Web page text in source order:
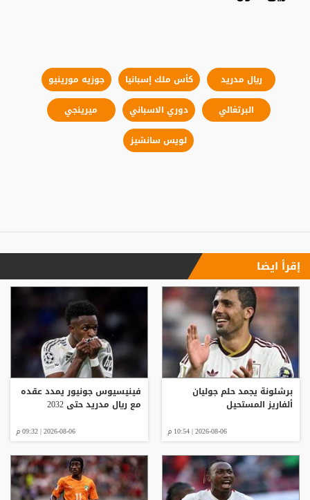
ريال مدريد كأس ملك إسبانيا
جوزيه مورينيو
البرتغالي
دوري الاسباني
ميرينجي
لويس سانشيز
إقرأ ايضا
برشلونة يجمد حلم جوليان
ألفاريز المستحيل
2026-08-06 | 10:54 م
فينيسيوس جونيور يمدد عقده
مع ريال مدريد حتى 2032
2026-08-06 | 09:32 م